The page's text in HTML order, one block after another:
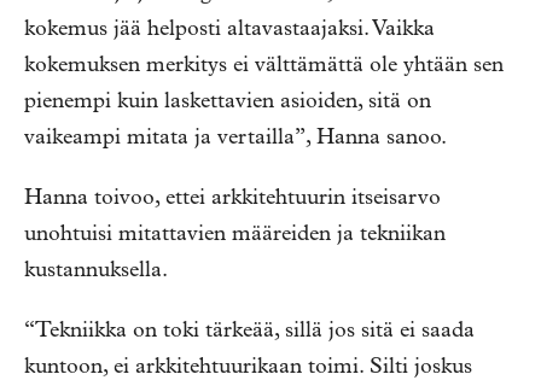
kokemus jää helposti altavastaajaksi. Vaikka
kokemuksen merkitys ei välttämättä ole yhtään sen
pienempi kuin laskettavien asioiden, sitä on
vaikeampi mitata ja vertailla”, Hanna sanoo.
Hanna toivoo, ettei arkkitehtuurin itseisarvo
unohtuisi mitattavien määreiden ja tekniikan
kustannuksella.
“Tekniikka on toki tärkeää, sillä jos sitä ei saada
kuntoon, ei arkkitehtuurikaan toimi. Silti joskus